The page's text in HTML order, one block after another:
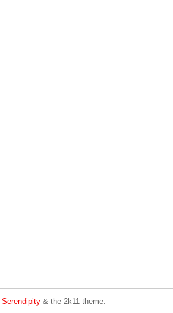
Serendipity& the 2k11theme.